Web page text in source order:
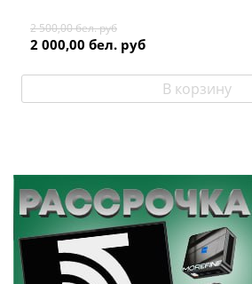
2 500,00бел. руб
2 000,00 бел. руб